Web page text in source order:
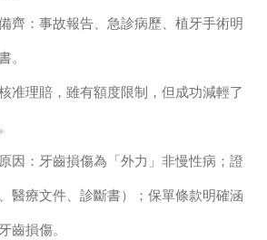
齊：事故報告、急診病歷、植牙手術明
。
准理賠，雖有額度限制，但成功減輕了
因：牙齒損傷為「外力」非慢性病；證
醫療文件、診斷書）；保單條款明確涵
齒損傷。